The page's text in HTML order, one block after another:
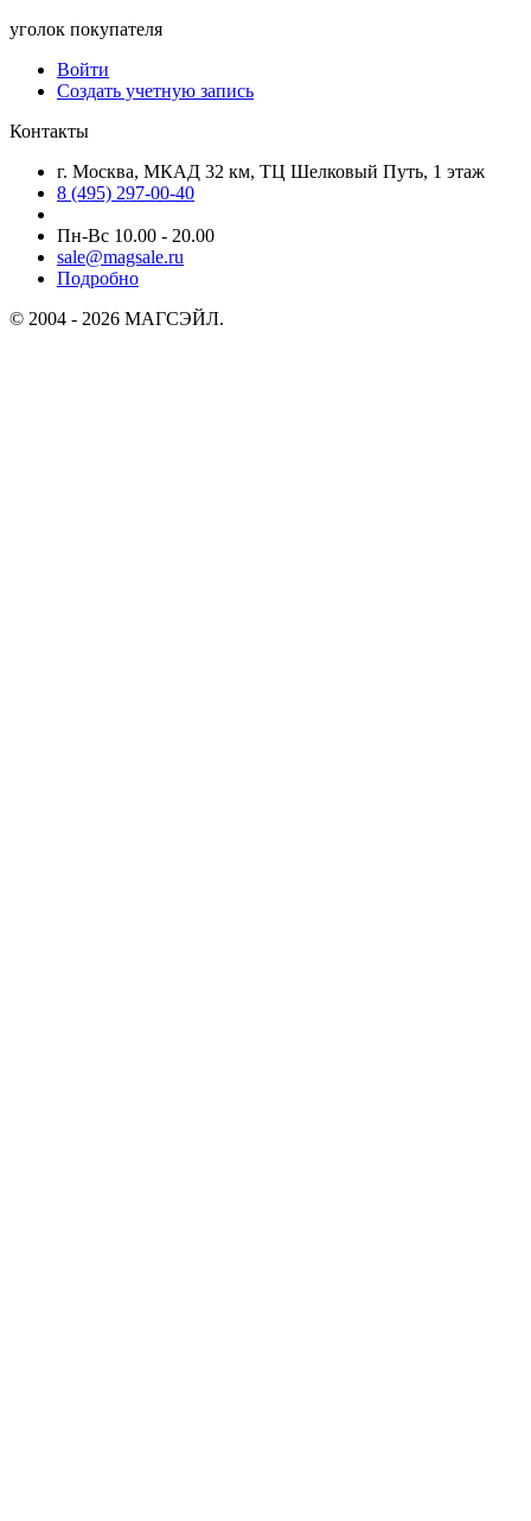
уголок покупателя
Войти
Создать учетную запись
Контакты
г. Москва, МКАД 32 км, ТЦ Шелковый Путь, 1 этаж
8 (495) 297-00-40
Пн-Вс 10.00 - 20.00
sale@magsale.ru
Подробно
© 2004 - 2026 МАГСЭЙЛ.